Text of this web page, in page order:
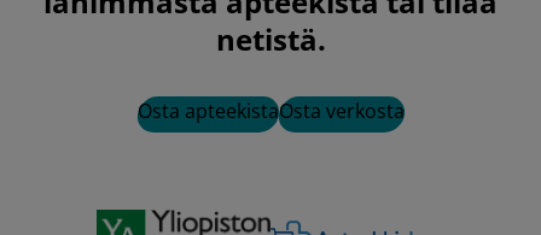
netistä.
Osta apteekistaOsta verkosta